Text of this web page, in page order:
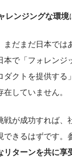
レンジングな環境
まだまだ日本では
本で「フォレンジ
ダクトを提供する
していません。
戦が成功すれば、
できるはずです。
リターンを共に享